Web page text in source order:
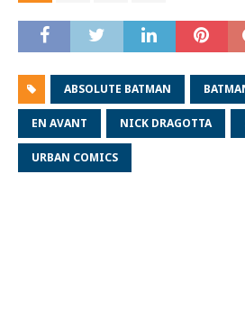
ABSOLUTE BATMAN
EN AVANT NICK DRAGOTTA
URBAN COMICS